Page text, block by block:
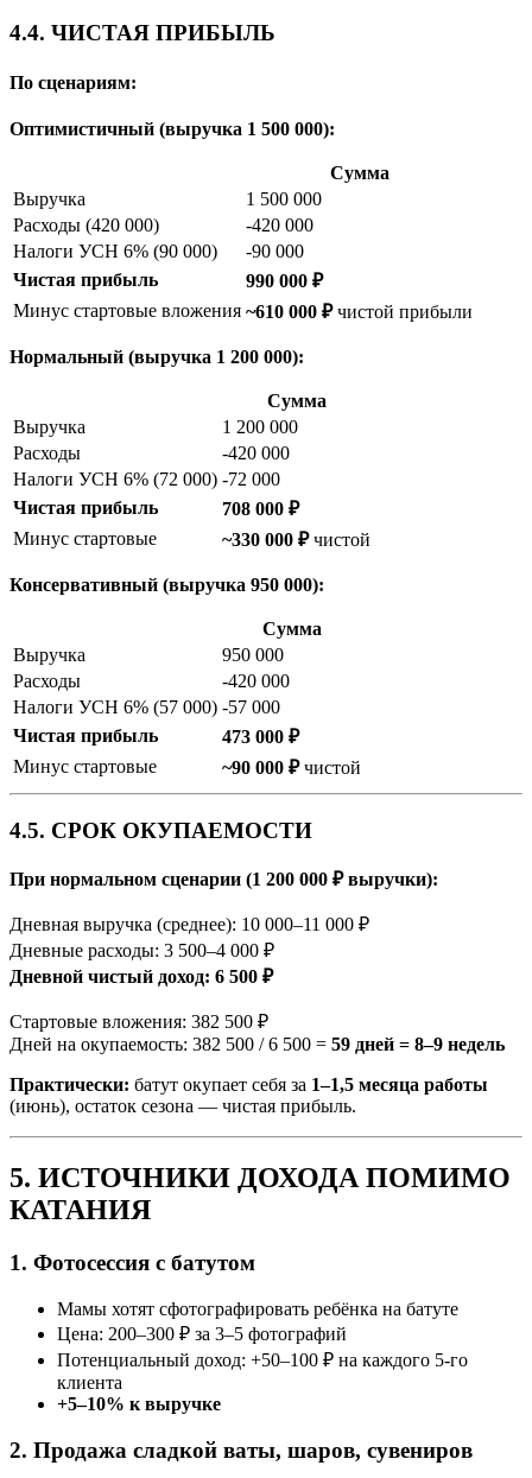
4.4. ЧИСТАЯ ПРИБЫЛЬ
По сценариям:
Оптимистичный (выручка 1 500 000):
Сумма
Выручка
1 500 000
Расходы (420 000)
-420 000
Налоги УСН 6% (90 000)
-90 000
Чистая прибыль
990 000 ₽
Минус стартовые вложения ~610 000 ₽чистой прибыли
Нормальный (выручка 1 200 000):
Сумма
Выручка
1 200 000
Расходы
-420 000
Налоги УСН 6% (72 000) -72 000
Чистая прибыль
708 000 ₽
Минус стартовые
~330 000 ₽чистой
Консервативный (выручка 950 000):
Сумма
Выручка
950 000
Расходы
-420 000
Налоги УСН 6% (57 000) -57 000
Чистая прибыль
473 000 ₽
Минус стартовые
~90 000 ₽чистой
4.5. СРОК ОКУПАЕМОСТИ
При нормальном сценарии (1 200 000 ₽ выручки):
Дневная выручка (среднее): 10 000–11 000 ₽
Дневные расходы: 3 500–4 000 ₽
Дневной чистый доход: 6 500 ₽
Стартовые вложения: 382 500 ₽
Дней на окупаемость: 382 500 / 6 500 = 59 дней = 8–9 недель
Практически: батут окупает себя за 1–1,5 месяца работы
(июнь), остаток сезона — чистая прибыль.
5. ИСТОЧНИКИ ДОХОДА ПОМИМО
КАТАНИЯ
1. Фотосессия с батутом
Мамы хотят сфотографировать ребёнка на батуте
Цена: 200–300 ₽ за 3–5 фотографий
Потенциальный доход: +50–100 ₽ на каждого 5-го
клиента
+5–10% к выручке
2. Продажа сладкой ваты, шаров, сувениров